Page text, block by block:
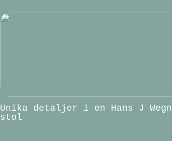
Unika detaljer i en Hans J
stol